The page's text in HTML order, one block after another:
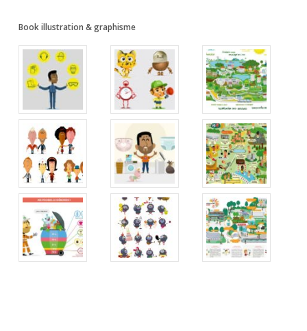
Book illustration & graphisme